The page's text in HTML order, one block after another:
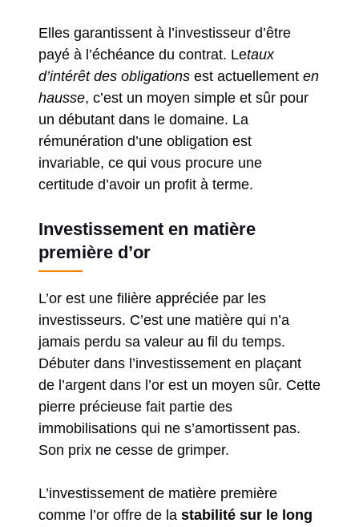
Elles garantissent à l’investisseur d’être
payé à l’échéance du contrat. Letaux
d’intérêt des obligations est actuellement en
hausse, c’est un moyen simple et sûr pour
un débutant dans le domaine. La
rémunération d’une obligation est
invariable, ce qui vous procure une
certitude d’avoir un profit à terme.
Investissement en matière
première d’or
L’or est une filière appréciée par les
investisseurs. C’est une matière qui n’a
jamais perdu sa valeur au fil du temps.
Débuter dans l’investissement en plaçant
de l’argent dans l’or est un moyen sûr. Cette
pierre précieuse fait partie des
immobilisations qui ne s’amortissent pas.
Son prix ne cesse de grimper.
L’investissement de matière première
comme l’or offre de la stabilité sur le long